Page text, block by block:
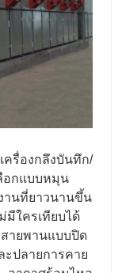
รื่องกลึงบันทึก/
อกแบบหมุน
านที่ยาวนานขึ้น
ใครเทียบได้
สายพานแบบปิด
ปลายการคาย